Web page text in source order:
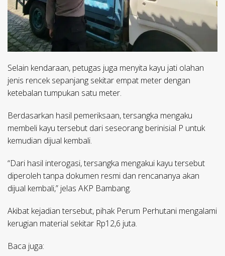
Selain kendaraan, petugas juga menyita kayu jati olahan
jenis rencek sepanjang sekitar empat meter dengan
ketebalan tumpukan satu meter.
Berdasarkan hasil pemeriksaan, tersangka mengaku
membeli kayu tersebut dari seseorang berinisial P untuk
kemudian dijual kembali.
“Dari hasil interogasi, tersangka mengakui kayu tersebut
diperoleh tanpa dokumen resmi dan rencananya akan
dijual kembali,” jelas AKP Bambang.
Akibat kejadian tersebut, pihak Perum Perhutani mengalami
kerugian material sekitar Rp12,6 juta.
Baca juga: